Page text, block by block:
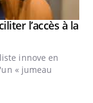
l’accès à la
innove en
« jumeau